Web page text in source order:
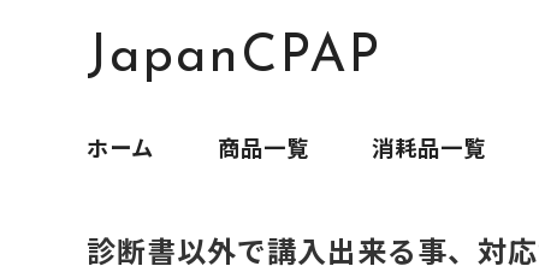
JapanCPAP
ホーム 商品一覧 消耗品一覧
診断書以外で講入出来る事、対